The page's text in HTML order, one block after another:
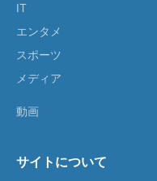
IT
エンタメ
スポーツ
メディア
動画
サイトについて